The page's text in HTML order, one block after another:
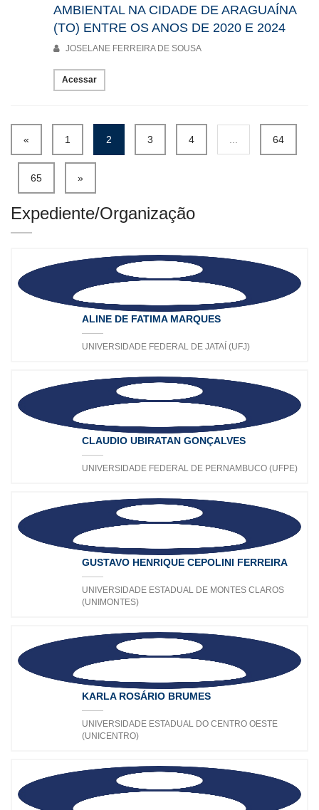
AMBIENTAL NA CIDADE DE ARAGUAÍNA
(TO) ENTRE OS ANOS DE 2020 E 2024
JOSELANE FERREIRA DE SOUSA
Acessar
« 1 2 3 4 64
65 »
Expediente/Organização
ALINE DE FATIMA MARQUES
UNIVERSIDADE FEDERAL DE JATAÍ (UFJ)
CLAUDIO UBIRATAN GONÇALVES
UNIVERSIDADE FEDERAL DE PERNAMBUCO (UFPE)
GUSTAVO HENRIQUE CEPOLINI FERREIRA
UNIVERSIDADE ESTADUAL DE MONTES CLAROS
(UNIMONTES)
KARLA ROSÁRIO BRUMES
UNIVERSIDADE ESTADUAL DO CENTRO OESTE
(UNICENTRO)